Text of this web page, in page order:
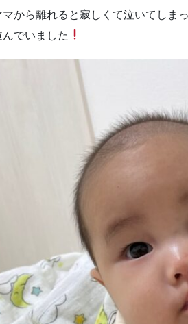
から離れると寂しくて泣いてしま
でいました